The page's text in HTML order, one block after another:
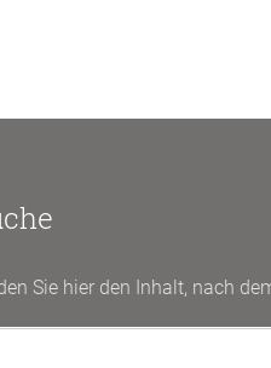
Sie hier den Inhalt, nach